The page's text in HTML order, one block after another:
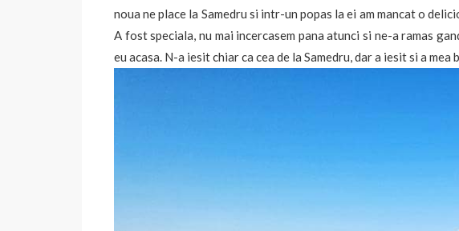
noua ne place la Samedru si intr-un popas la ei am mancat o
A fost speciala, nu mai incercasem pana atunci si ne-a ramas
eu acasa. N-a iesit chiar ca cea de la Samedru, dar a iesit si a mea